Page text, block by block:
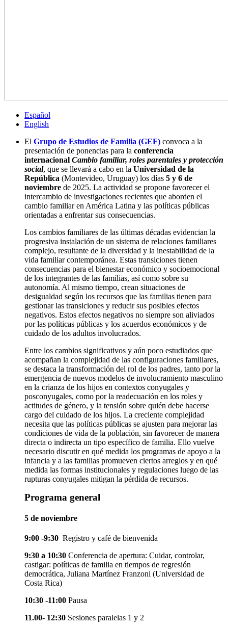
Español
English
El Grupo de Estudios de Familia (GEF) convoca a la
presentación de ponencias para la conferencia
internacional Cambio familiar, roles parentales y protección
social, que se llevará a cabo en la Universidad de la
República (Montevideo, Uruguay) los días 5 y 6 de
noviembre de 2025. La actividad se propone favorecer el
intercambio de investigaciones recientes que aborden el
cambio familiar en América Latina y las políticas públicas
orientadas a enfrentar sus consecuencias.
Los cambios familiares de las últimas décadas evidencian la
progresiva instalación de un sistema de relaciones familiares
complejo, resultante de la diversidad y la inestabilidad de la
vida familiar contemporánea. Estas transiciones tienen
consecuencias para el bienestar económico y socioemocional
de los integrantes de las familias, así como sobre su
autonomía. Al mismo tiempo, crean situaciones de
desigualdad según los recursos que las familias tienen para
gestionar las transiciones y reducir sus posibles efectos
negativos. Estos efectos negativos no siempre son aliviados
por las políticas públicas y los acuerdos económicos y de
cuidado de los adultos involucrados.
Entre los cambios significativos y aún poco estudiados que
acompañan la complejidad de las configuraciones familiares,
se destaca la transformación del rol de los padres, tanto por la
emergencia de nuevos modelos de involucramiento masculino
en la crianza de los hijos en contextos conyugales y
posconyugales, como por la readecuación en los roles y
actitudes de género, y la tensión sobre quién debe hacerse
cargo del cuidado de los hijos. La creciente complejidad
necesita que las políticas públicas se ajusten para mejorar las
condiciones de vida de la población, sin favorecer de manera
directa o indirecta un tipo específico de familia. Ello vuelve
necesario discutir en qué medida los programas de apoyo a la
infancia y a las familias promueven ciertos arreglos y en qué
medida las formas institucionales y regulaciones luego de las
rupturas conyugales mitigan la pérdida de recursos.
Programa general
5 de noviembre
9:00 -9:30 Registro y café de bienvenida
9:30 a 10:30 Conferencia de apertura: Cuidar, controlar,
castigar: políticas de familia en tiempos de regresión
democrática, Juliana Martínez Franzoni (Universidad de
Costa Rica)
10:30 -11:00 Pausa
11.00- 12:30 Sesiones paralelas 1 y 2